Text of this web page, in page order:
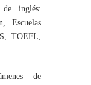
inglés:
Escuelas
TOEFL,
de